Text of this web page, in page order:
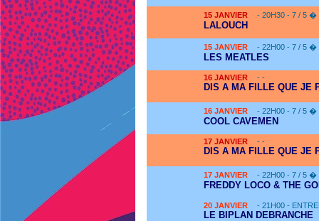
15 JANVIER - 20H30 - 7 / 5 �
LALOUCH
15 JANVIER - 22H00 - 7 / 5 �
LES MEATLES
16 JANVIER - -
DIS A MA FILLE QUE JE
16 JANVIER - 22H00 - 7 / 5 �
COOL CAVEMEN
17 JANVIER - -
DIS A MA FILLE QUE JE
17 JANVIER - 22H00 - 7 / 5 �
FREDDY LOCO & THE
20 JANVIER - 21H00 -
LE BIPLAN DEBRANCHE